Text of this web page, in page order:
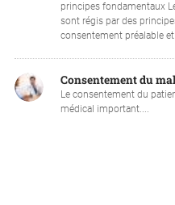
principes fondamentaux
sont régis par des
consentement préalable
Consentement du
Le consentement du
médical important....